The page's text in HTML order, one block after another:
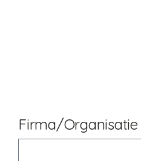
Firma/Organisatie